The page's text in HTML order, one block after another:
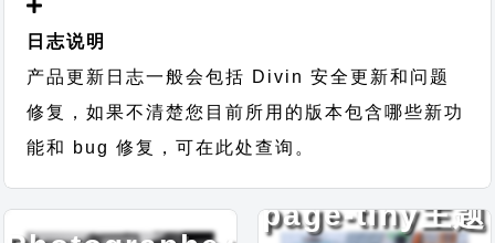
日志说明
产品更新日志一般会包括 Divin 安全更新和问题
修复，如果不清楚您目前所用的版本包含哪些新功
能和 bug 修复，可在此处查询。
IT
page-tiny主题